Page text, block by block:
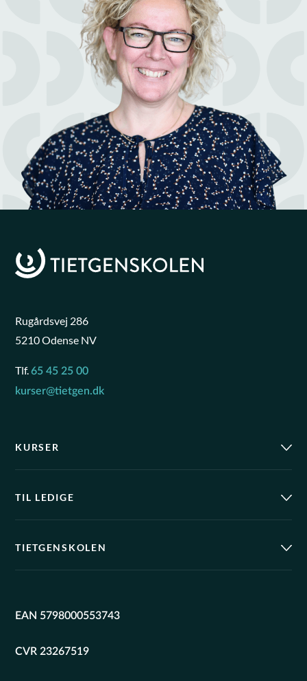
Rugårdsvej 286
5210 Odense NV
Tlf.65 45 25 00
kurser@tietgen.dk
KURSER
TIL LEDIGE
TIETGENSKOLEN
EAN 5798000553743
CVR 23267519